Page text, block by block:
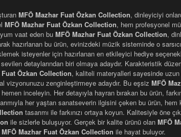
MFÖ Mazhar Fuat Özkan Collection, dinleyiciyi
MFÖ Mazhar Fuat Özkan Collection, hem profesyonel
vaat eden bu MFÖ Mazhar Fuat Özkan Collection,
hazırlanan bu ürün, evinizdeki müzik sisteminde o sarsıcı
isteyenler için hazırlanan en etkileyici hediye
detaylarından biri olmaya adaydır. Karakteristik
Özkan Collection, kaliteli materyalleri sayesinde
vizyonunuzu zenginleştirmeye adaydır. Bu eşsiz MFÖ
inceleyin. Her detayıyla hayran bırakan bu ürün,
her yaştan sanatseverin ilgisini çeken bu ürün, hem
tasarımı ile farkınızı ortaya koyun. Kalitesiyle öne
ile sizlerle buluşuyor. Gerçek bir kalite ürünü olan MFÖ
MFÖ Mazhar Fuat Özkan Collection ile hayat buluyor.